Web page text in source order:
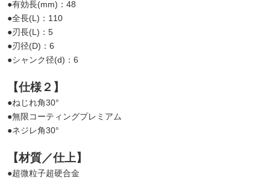
●有効長(mm)：48
●全長(L)：110
●刃長(L)：5
●刃径(D)：6
●シャンク径(d)：6
【仕様２】
●ねじれ角30°
●無限コーティングプレミアム
●ネジレ角30°
【材質／仕上】
●超微粒子超硬合金